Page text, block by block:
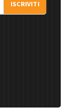
ISCRIVITI